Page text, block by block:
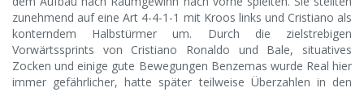
zunehmend auf eine Art 4-4-1-1 mit Kroos links und Cristiano als
konterndem Halbstürmer um. Durch die zielstrebigen
Vorwärtssprints von Cristiano Ronaldo und Bale, situatives
Zocken und einige gute Bewegungen Benzemas wurde Real hier
immer gefährlicher, hatte später teilweise Überzahlen in den